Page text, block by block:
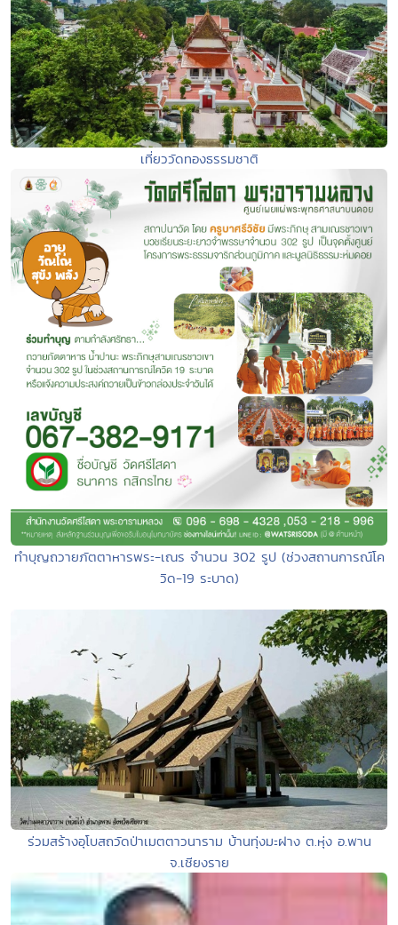
เที่ยววัดทองธรรมชาติ
ทำบุญถวายภัตตาหารพระ-เณร จำนวน 302 รูป (ช่วงสถานการณ์โค
วิด-19 ระบาด)
ร่วมสร้างอุโบสถวัดป่าเมตตาวนาราม บ้านทุ่งมะฝาง ต.หุ่ง อ.พาน
จ.เชียงราย